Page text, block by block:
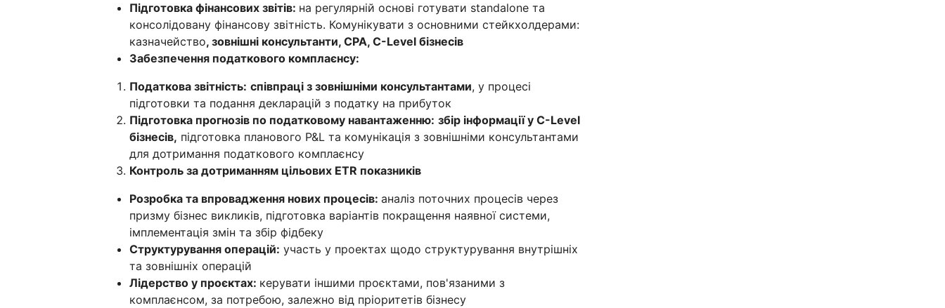
Підготовка фінансових звітів: на регулярній основі готувати standalone та
консолідовану фінансову звітність. Комунікувати з основними стейкхолдерами:
казначейство, зовнішні консультанти, CPA, C-Level бізнесів
Забезпечення податкового комплаєнсу:
Податкова звітність: співпраці з зовнішніми консультантами, у процесі
підготовки та подання декларацій з податку на прибуток
Підготовка прогнозів по податковому навантаженню: збір інформації у C-Level
бізнесів, підготовка планового P&L та комунікація з зовнішніми консультантами
для дотримання податкового комплаєнсу
Контроль за дотриманням цільових ETR показників
Розробка та впровадження нових процесів: аналіз поточних процесів через
призму бізнес викликів, підготовка варіантів покращення наявної системи,
імплементація змін та збір фідбеку
Структурування операцій: участь у проектах щодо структурування внутрішніх
та зовнішніх операцій
Лідерство у проєктах: керувати іншими проєктами, пов'язаними з
комплаєнсом, за потребою, залежно від пріоритетів бізнесу